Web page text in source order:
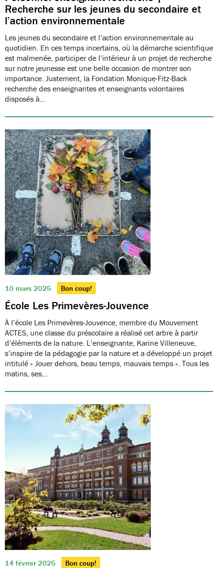
Recherche sur les jeunes du secondaire et
l’action environnementale
Les jeunes du secondaire et l’action environnementale au
quotidien. En ces temps incertains, où la démarche scientifique
est malmenée, participer de l’intérieur à un projet de recherche
sur notre jeunesse est une belle occasion de montrer son
importance. Justement, la Fondation Monique-Fitz-Back
recherche des enseignantes et enseignants volontaires
disposés à…
10 mars 2025 Bon coup!
École Les Primevères-Jouvence
À l’école Les Primevères-Jouvence, membre du Mouvement
ACTES, une classe du préscolaire a réalisé cet arbre à partir
d’éléments de la nature. L’enseignante, Karine Villeneuve,
s’inspire de la pédagogie par la nature et a développé un projet
intitulé « Jouer dehors, beau temps, mauvais temps ». Tous les
matins, ses…
14 février 2025 Bon coup!